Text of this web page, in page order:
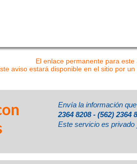
El enlace permanente para
aviso estará disponible en el sitio por
Envía la información
2364 8208 - (562) 2364
Este servicio es privado